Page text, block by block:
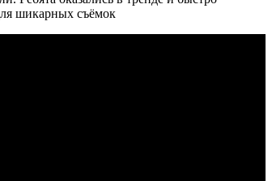
шикарных съёмок